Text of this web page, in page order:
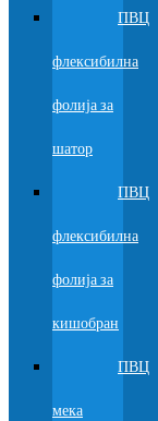
ПВЦ
флексибилна
фолија за
шатор
ПВЦ
флексибилна
фолија за
кишобран
ПВЦ
мека